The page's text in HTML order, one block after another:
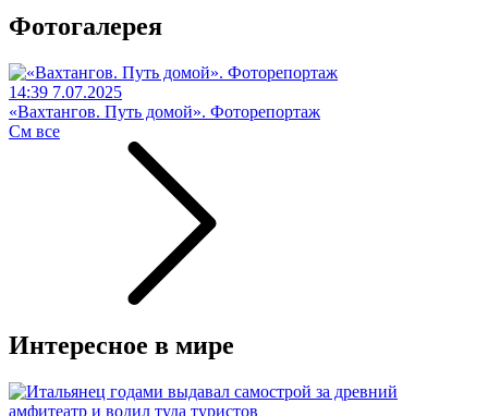
Фотогалерея
14:39 7.07.2025
«Вахтангов. Путь домой». Фоторепортаж
См все
Интересное в мире